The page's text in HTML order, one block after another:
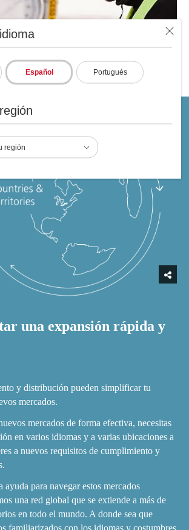
Español Portugués
región
una expansión rápida y
y distribución pueden simplificar tu
mercados.
mercados de forma efectiva, necesitas
en varios idiomas y a varias ubicaciones a
a nuevos requisitos de cumplimiento y
ayuda para navegar estos mercados
una red global que se extiende a más de
en todo el mundo. A donde sea que
familiarizados con los idiomas y costumbres